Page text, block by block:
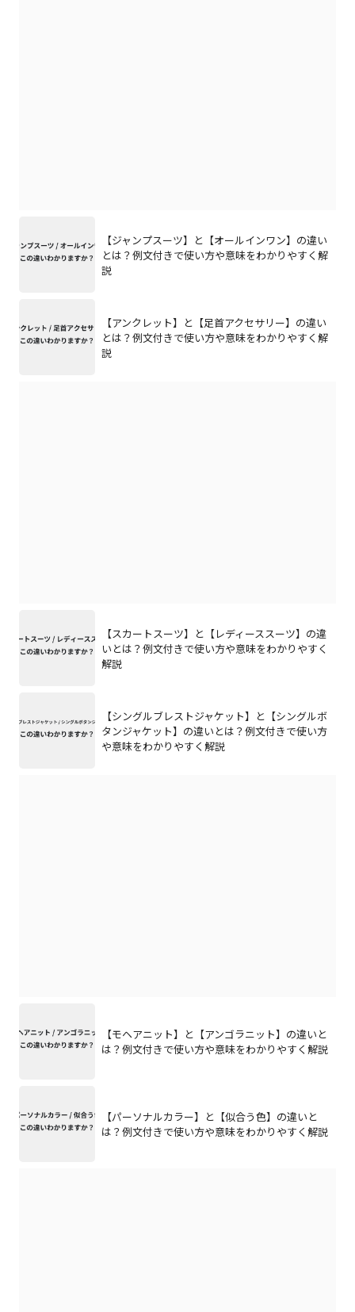
【ジャンプスーツ】と【オールインワン】の違い
とは？例文付きで使い方や意味をわかりやすく解
説
【アンクレット】と【足首アクセサリー】の違い
とは？例文付きで使い方や意味をわかりやすく解
説
【スカートスーツ】と【レディーススーツ】の違
いとは？例文付きで使い方や意味をわかりやすく
解説
【シングルブレストジャケット】と【シングルボ
タンジャケット】の違いとは？例文付きで使い方
や意味をわかりやすく解説
【モヘアニット】と【アンゴラニット】の違いと
は？例文付きで使い方や意味をわかりやすく解説
【パーソナルカラー】と【似合う色】の違いと
は？例文付きで使い方や意味をわかりやすく解説